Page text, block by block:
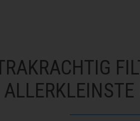
ALLERKLEINSTE